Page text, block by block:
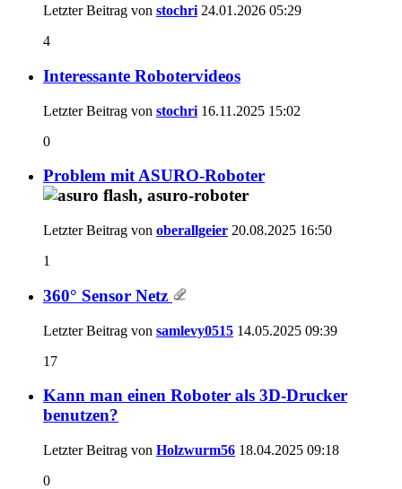
Letzter Beitrag von stochri 24.01.2026 05:29
4
Interessante Robotervideos
Letzter Beitrag von stochri 16.11.2025 15:02
0
Problem mit ASURO-Roboter
Letzter Beitrag von oberallgeier 20.08.2025 16:50
1
360° Sensor Netz
Letzter Beitrag von samlevy0515 14.05.2025 09:39
17
Kann man einen Roboter als 3D-Drucker
benutzen?
Letzter Beitrag von Holzwurm56 18.04.2025 09:18
0